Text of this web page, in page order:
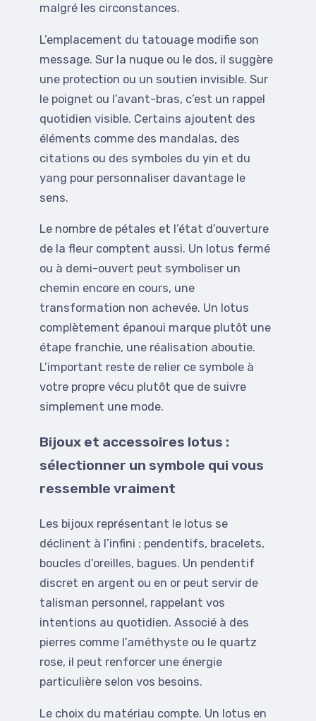
malgré les circonstances.
L’emplacement du tatouage modifie son
message. Sur la nuque ou le dos, il suggère
une protection ou un soutien invisible. Sur
le poignet ou l’avant-bras, c’est un rappel
quotidien visible. Certains ajoutent des
éléments comme des mandalas, des
citations ou des symboles du yin et du
yang pour personnaliser davantage le
sens.
Le nombre de pétales et l’état d’ouverture
de la fleur comptent aussi. Un lotus fermé
ou à demi-ouvert peut symboliser un
chemin encore en cours, une
transformation non achevée. Un lotus
complètement épanoui marque plutôt une
étape franchie, une réalisation aboutie.
L’important reste de relier ce symbole à
votre propre vécu plutôt que de suivre
simplement une mode.
Bijoux et accessoires lotus :
sélectionner un symbole qui vous
ressemble vraiment
Les bijoux représentant le lotus se
déclinent à l’infini : pendentifs, bracelets,
boucles d’oreilles, bagues. Un pendentif
discret en argent ou en or peut servir de
talisman personnel, rappelant vos
intentions au quotidien. Associé à des
pierres comme l’améthyste ou le quartz
rose, il peut renforcer une énergie
particulière selon vos besoins.
Le choix du matériau compte. Un lotus en